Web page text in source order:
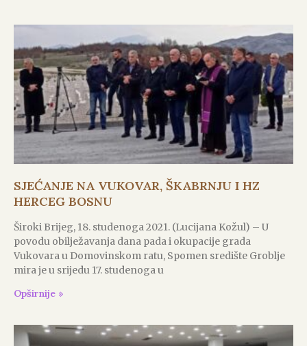
SJEĆANJE NA VUKOVAR, ŠKABRNJU I HZ
HERCEG BOSNU
Široki Brijeg, 18. studenoga 2021. (Lucijana Kožul) – U
povodu obilježavanja dana pada i okupacije grada
Vukovara u Domovinskom ratu, Spomen središte Groblje
mira je u srijedu 17. studenoga u
Opširnije »